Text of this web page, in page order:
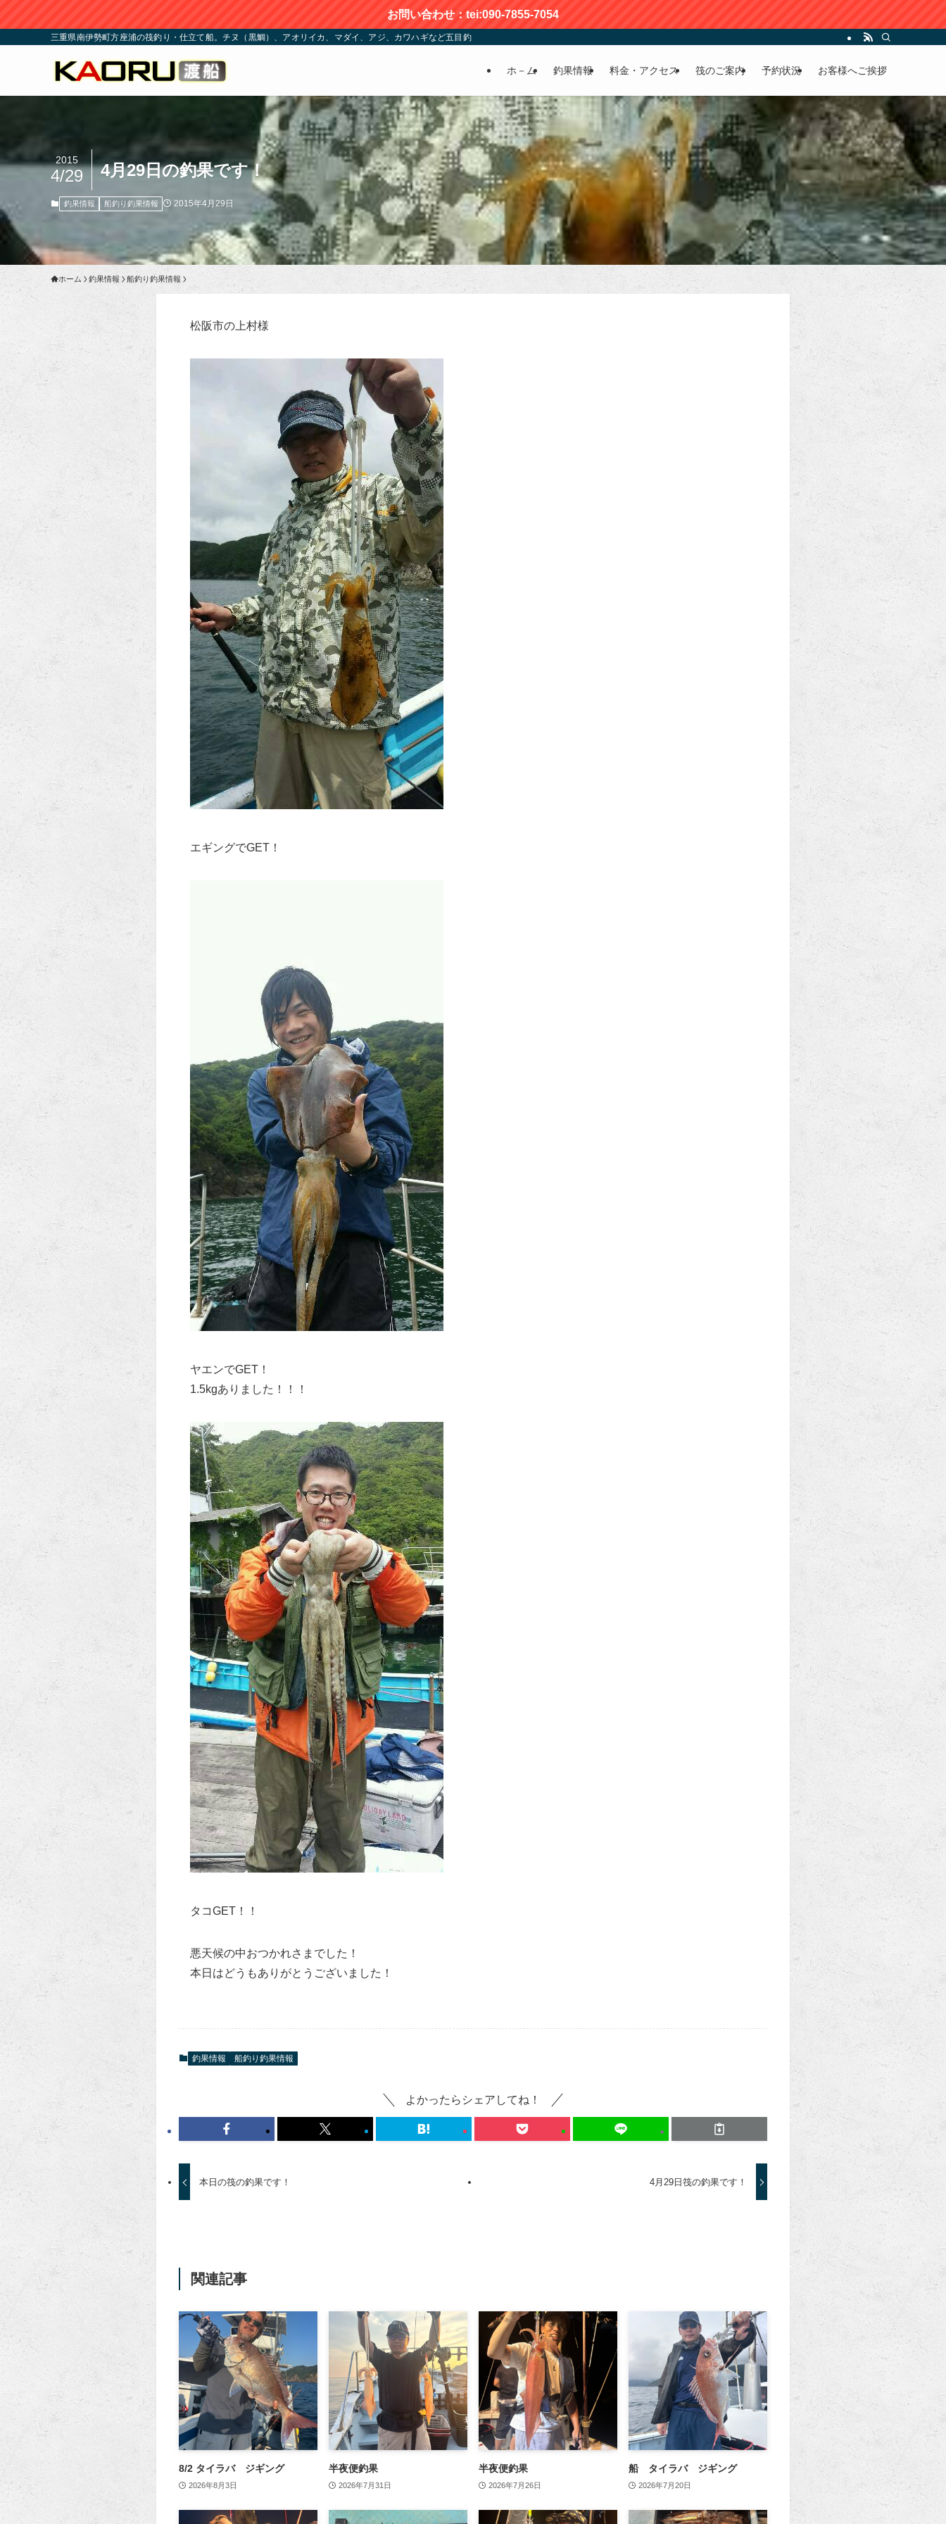
お問い合わせ：tei:090-7855-7054
三重県南伊勢町方座浦の筏釣り・仕立て船。チヌ（黒鯛）、アオリイカ、マダイ、アジ、カワハギなど五目釣りが楽しめる | かおる渡船
ホ－ム 釣果情報 料金・アクセス 筏のご案内 予約状況 お客様へご挨拶
4月29日の釣果です！
2015
4/29
釣果情報 船釣り釣果情報 2015年4月29日
ホーム 釣果情報 船釣り釣果情報
松阪市の上村様
エギングでGET！
ヤエンでGET！
1.5kgありました！！！
タコGET！！
悪天候の中おつかれさまでした！
本日はどうもありがとうございました！
釣果情報 船釣り釣果情報
よかったらシェアしてね！
本日の筏の釣果です！ 4月29日筏の釣果です！
関連記事
8/2 タイラバ ジギング
2026年8月3日
半夜便釣果
2026年7月31日
半夜便釣果
2026年7月26日
船 タイラバ ジギング
2026年7月20日